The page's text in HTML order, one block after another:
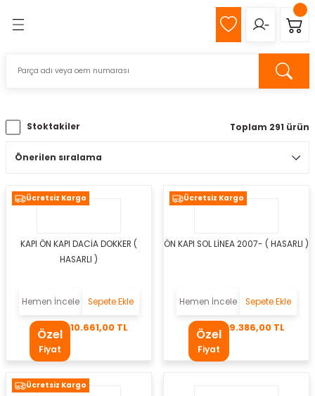
Stoktakiler Toplam 291 ürün
Ücretsiz Kargo
KAPI ÖN KAPI DACİA DOKKER (
HASARLI )
Hemen İncele Sepete Ekle
Özel
Fiyat
10.661,00 TL
Ücretsiz Kargo
ÖN KAPI SOL LİNEA 2007- ( HASARLI )
Hemen İncele Sepete Ekle
Özel
Fiyat
9.386,00 TL
Ücretsiz Kargo